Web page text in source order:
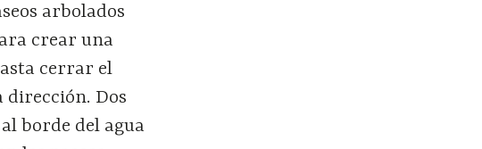
arbolados
crear una
cerrar el
Dos
borde del agua